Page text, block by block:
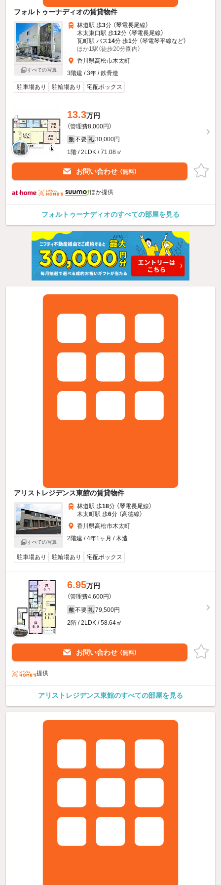
フォルトゥーナディオの賃貸物件
すべての写真
林道駅 歩3分 （琴電長尾線）
木太東口駅 歩12分 （琴電長尾線）
瓦町駅 バス14分 歩1分 （琴電琴平線など）
ほか1駅（徒歩20分圏内）
香川県高松市木太町
3階建 / 3年 / 鉄骨造
駐車場あり
駐輪場あり 宅配ボックス
13.3万円
（管理費8,000円）
敷 不要 礼 30,000円
1階 / 2LDK / 71.08㎡
お問い合わせ （無料）
ほか提供
フォルトゥーナディオのすべての部屋を見る
アリストレジデンス東館の賃貸物件
すべての写真
林道駅 歩18分 （琴電長尾線）
木太町駅 歩6分 （高徳線）
香川県高松市木太町
2階建 / 4年1ヶ月 / 木造
駐車場あり 駐輪場あり 宅配ボックス
6.95万円
（管理費4,600円）
敷 不要 礼 79,500円
2階 / 2LDK / 58.64㎡
お問い合わせ （無料）
提供
アリストレジデンス東館のすべての部屋を見る